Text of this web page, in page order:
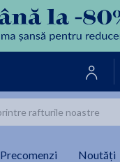
Precomenzi Noutăți